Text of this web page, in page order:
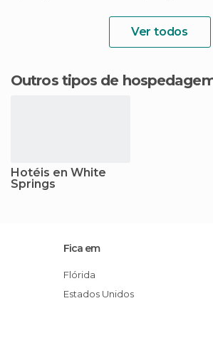
Ver todos
Outros tipos de
Hotéis en White
Springs
Fica em
Flórida
Estados Unidos